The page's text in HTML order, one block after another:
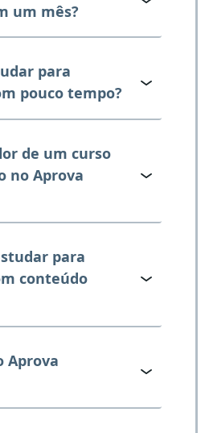
um mês?
para
pouco tempo?
de um curso
no Aprova
para
conteúdo
Aprova